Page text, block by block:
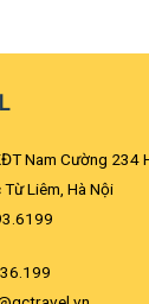
Nam Cường 234
Liêm, Hà Nội